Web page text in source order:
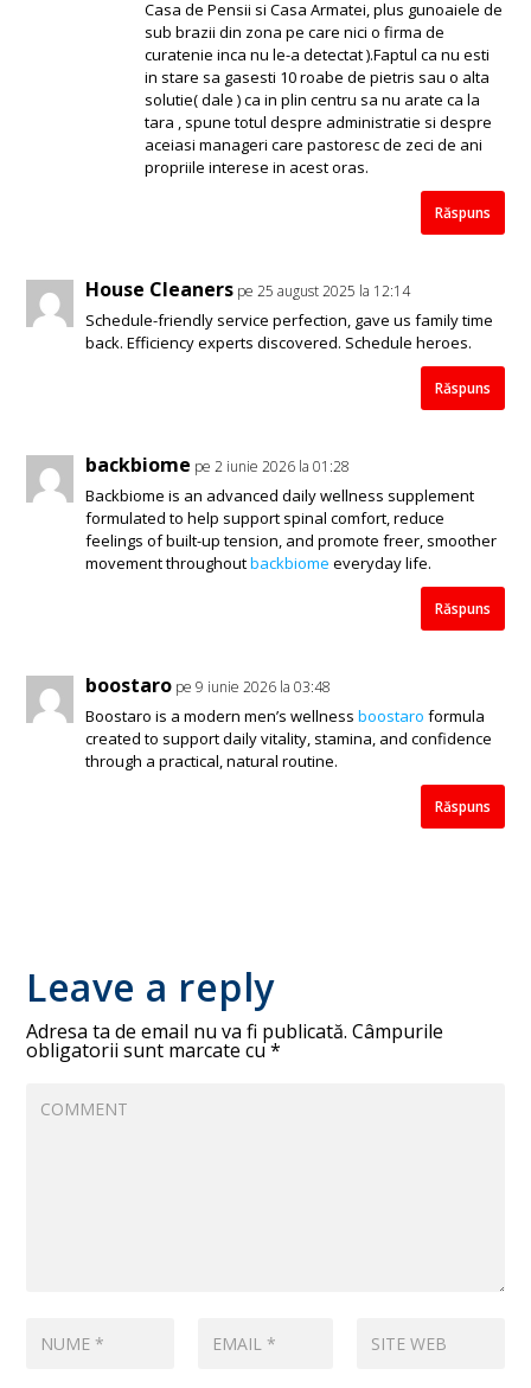
Casa de Pensii si Casa Armatei, plus gunoaiele de
sub brazii din zona pe care nici o firma de
curatenie inca nu le-a detectat ).Faptul ca nu esti
in stare sa gasesti 10 roabe de pietris sau o alta
solutie( dale ) ca in plin centru sa nu arate ca la
tara , spune totul despre administratie si despre
aceiasi manageri care pastoresc de zeci de ani
propriile interese in acest oras.
Răspuns
House Cleaners pe 25 august 2025 la 12:14
Schedule-friendly service perfection, gave us family time
back. Efficiency experts discovered. Schedule heroes.
Răspuns
backbiome pe 2 iunie 2026 la 01:28
Backbiome is an advanced daily wellness supplement
formulated to help support spinal comfort, reduce
feelings of built-up tension, and promote freer, smoother
movement throughoutbackbiome everyday life.
Răspuns
boostaro pe 9 iunie 2026 la 03:48
Boostaro is a modern men’s wellnessboostaro formula
created to support daily vitality, stamina, and confidence
through a practical, natural routine.
Răspuns
Leave a reply
Adresa ta de email nu va fi publicată. Câmpurile
obligatorii sunt marcate cu*